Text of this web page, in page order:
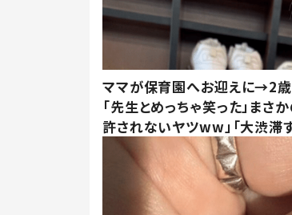
ママが保育園へお迎えに→2
「先生とめっちゃ笑った」まさ
許されないヤツww」「大渋滞